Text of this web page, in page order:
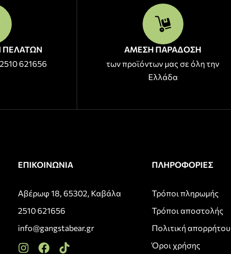
ΠΕΛΑΤΩΝ
621656
ΑΜΕΣΗ ΠΑΡΑΔΟΣΗ
των προϊόντων μας σε όλη την
Ελλάδα
ΕΠΙΚΟΙΝΩΝΙΑ
Αβέρωφ 18, 65302, Καβάλα
2510 621656
info@gangstabear.gr
ΠΛΗΡΟΦΟΡΙΕΣ
Τρόποι πληρωμής
Τρόποι αποστολής
Πολιτική απορρήτου
Όροι χρήσης